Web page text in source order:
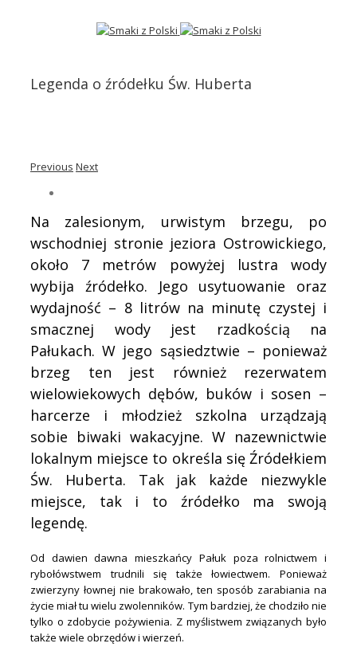
Legenda o źródełku Św. Huberta
Previous Next
Na zalesionym, urwistym brzegu, po
wschodniej stronie jeziora Ostrowickiego,
około 7 metrów powyżej lustra wody
wybija źródełko. Jego usytuowanie oraz
wydajność – 8 litrów na minutę czystej i
smacznej wody jest rzadkością na
Pałukach. W jego sąsiedztwie – ponieważ
brzeg ten jest również rezerwatem
wielowiekowych dębów, buków i sosen –
harcerze i młodzież szkolna urządzają
sobie biwaki wakacyjne. W nazewnictwie
lokalnym miejsce to określa się Źródełkiem
Św. Huberta. Tak jak każde niezwykle
miejsce, tak i to źródełko ma swoją
legendę.
Od dawien dawna mieszkańcy Pałuk poza rolnictwem i
rybołówstwem trudnili się także łowiectwem. Ponieważ
zwierzyny łownej nie brakowało, ten sposób zarabiania na
życie miał tu wielu zwolenników. Tym bardziej, że chodziło nie
tylko o zdobycie pożywienia. Z myślistwem związanych było
także wiele obrzędów i wierzeń.